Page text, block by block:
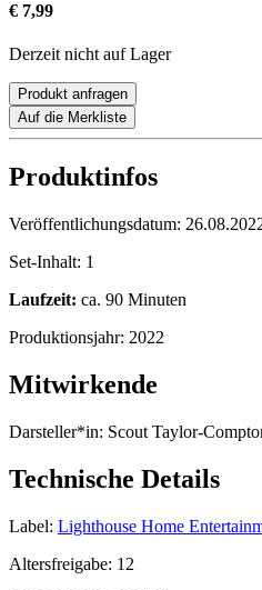
€ 7,99
Derzeit nicht auf Lager
Produkt anfragen
Auf die Merkliste
Produktinfos
Veröffentlichungsdatum:
Set-Inhalt: 1
Laufzeit: ca. 90 Minuten
Produktionsjahr: 2022
Mitwirkende
Darsteller*in: Scout Taylor-
Technische Details
Label: Lighthouse Home
Altersfreigabe: 12